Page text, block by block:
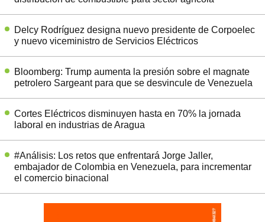
Delcy Rodríguez designa nuevo presidente de Corpoelec
y nuevo viceministro de Servicios Eléctricos
Bloomberg: Trump aumenta la presión sobre el magnate
petrolero Sargeant para que se desvincule de Venezuela
Cortes Eléctricos disminuyen hasta en 70% la jornada
laboral en industrias de Aragua
#Análisis: Los retos que enfrentará Jorge Jaller,
embajador de Colombia en Venezuela, para incrementar
el comercio binacional